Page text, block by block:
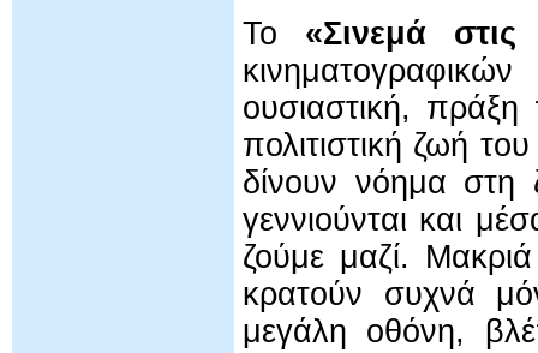
Το «Σινεμά στις
ουσιαστική,
πολιτιστική ζωή
δίνουν νόημα στη
γεννιούνται και
ζούμε μαζί.
κρατούν συχνά
μεγάλη οθόνη,